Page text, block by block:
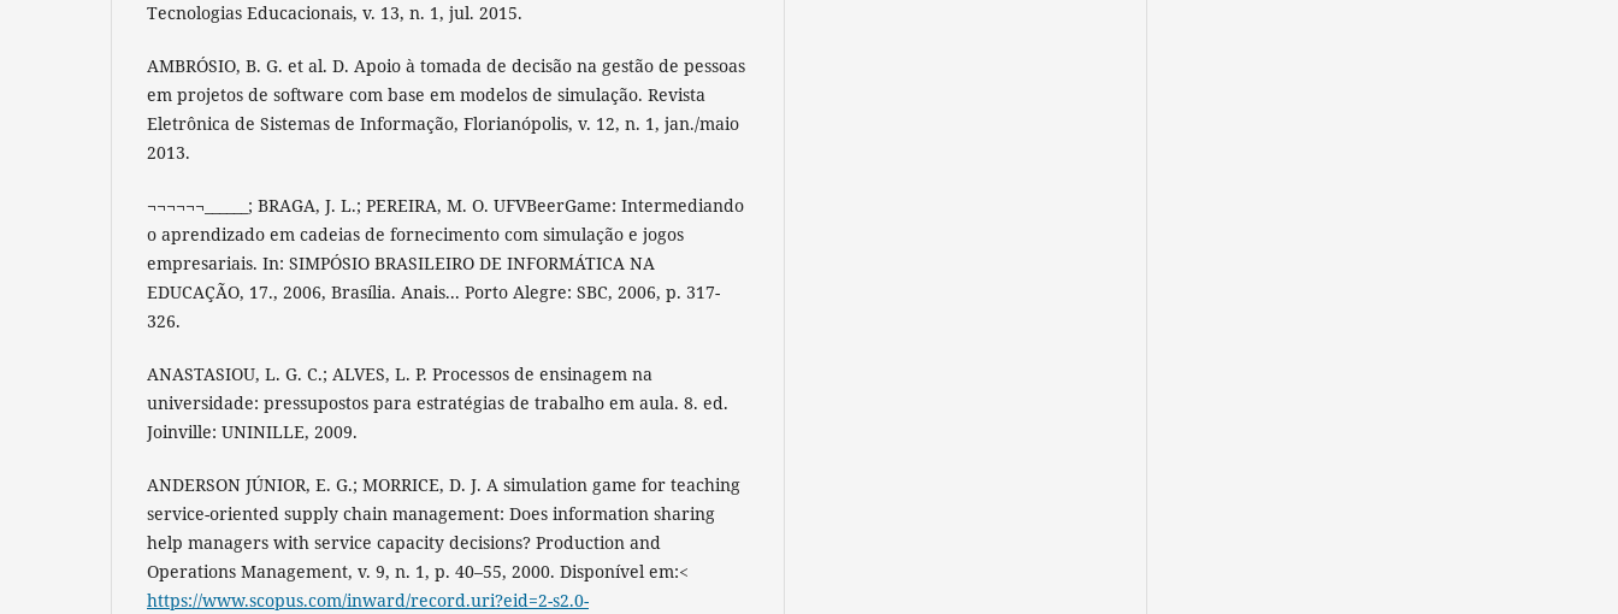
Tecnologias Educacionais, v. 13, n. 1, jul. 2015.
AMBRÓSIO, B. G. et al. D. Apoio à tomada de decisão na gestão de pessoas
em projetos de software com base em modelos de simulação. Revista
Eletrônica de Sistemas de Informação, Florianópolis, v. 12, n. 1, jan./maio
2013.
¬¬¬¬¬¬______; BRAGA, J. L.; PEREIRA, M. O. UFVBeerGame: Intermediando
o aprendizado em cadeias de fornecimento com simulação e jogos
empresariais. In: SIMPÓSIO BRASILEIRO DE INFORMÁTICA NA
EDUCAÇÃO, 17., 2006, Brasília. Anais... Porto Alegre: SBC, 2006, p. 317-
326.
ANASTASIOU, L. G. C.; ALVES, L. P. Processos de ensinagem na
universidade: pressupostos para estratégias de trabalho em aula. 8. ed.
Joinville: UNINILLE, 2009.
ANDERSON JÚNIOR, E. G.; MORRICE, D. J. A simulation game for teaching
service-oriented supply chain management: Does information sharing
help managers with service capacity decisions? Production and
Operations Management, v. 9, n. 1, p. 40–55, 2000. Disponível em:<
https://www.scopus.com/inward/record.uri?eid=2-s2.0-